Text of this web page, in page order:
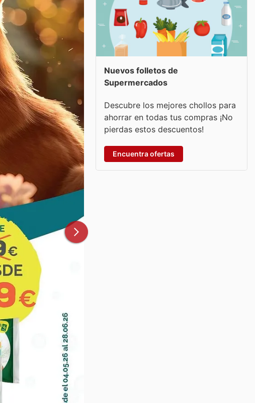
Nuevos folletos de
Supermercados
Descubre los mejores chollos para
ahorrar en todas tus compras ¡No
pierdas estos descuentos!
Encuentra ofertas